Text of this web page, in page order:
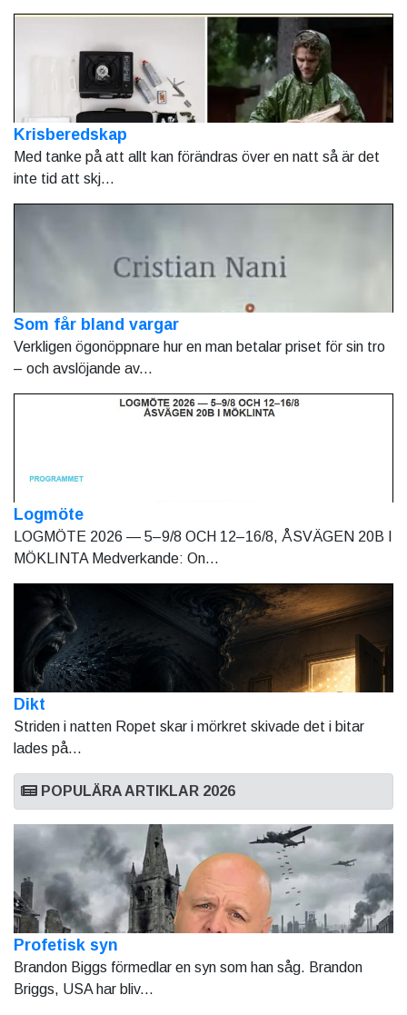
Krisberedskap
Med tanke på att allt kan förändras över en natt så är det
inte tid att skj...
Som får bland vargar
Verkligen ögonöppnare hur en man betalar priset för sin tro
– och avslöjande av...
Logmöte
LOGMÖTE 2026 — 5–9/8 OCH 12–16/8, ÅSVÄGEN 20B I
MÖKLINTA Medverkande: On...
Dikt
Striden i natten Ropet skar i mörkret skivade det i bitar
lades på...
POPULÄRA ARTIKLAR 2026
Profetisk syn
Brandon Biggs förmedlar en syn som han såg. Brandon
Briggs, USA har bliv...